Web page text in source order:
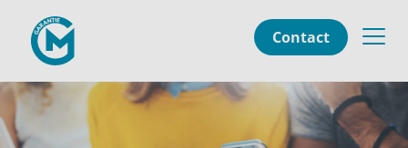
Contact